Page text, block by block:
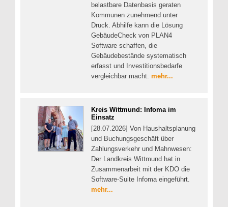
belastbare Datenbasis geraten
Kommunen zunehmend unter
Druck. Abhilfe kann die Lösung
GebäudeCheck von PLAN4
Software schaffen, die
Gebäudebestände systematisch
erfasst und Investitionsbedarfe
vergleichbar macht. mehr...
Kreis Wittmund: Infoma im
Einsatz
[28.07.2026] Von Haushaltsplanung
und Buchungsgeschäft über
Zahlungsverkehr und Mahnwesen:
Der Landkreis Wittmund hat in
Zusammenarbeit mit der KDO die
Software-Suite Infoma eingeführt.
mehr...